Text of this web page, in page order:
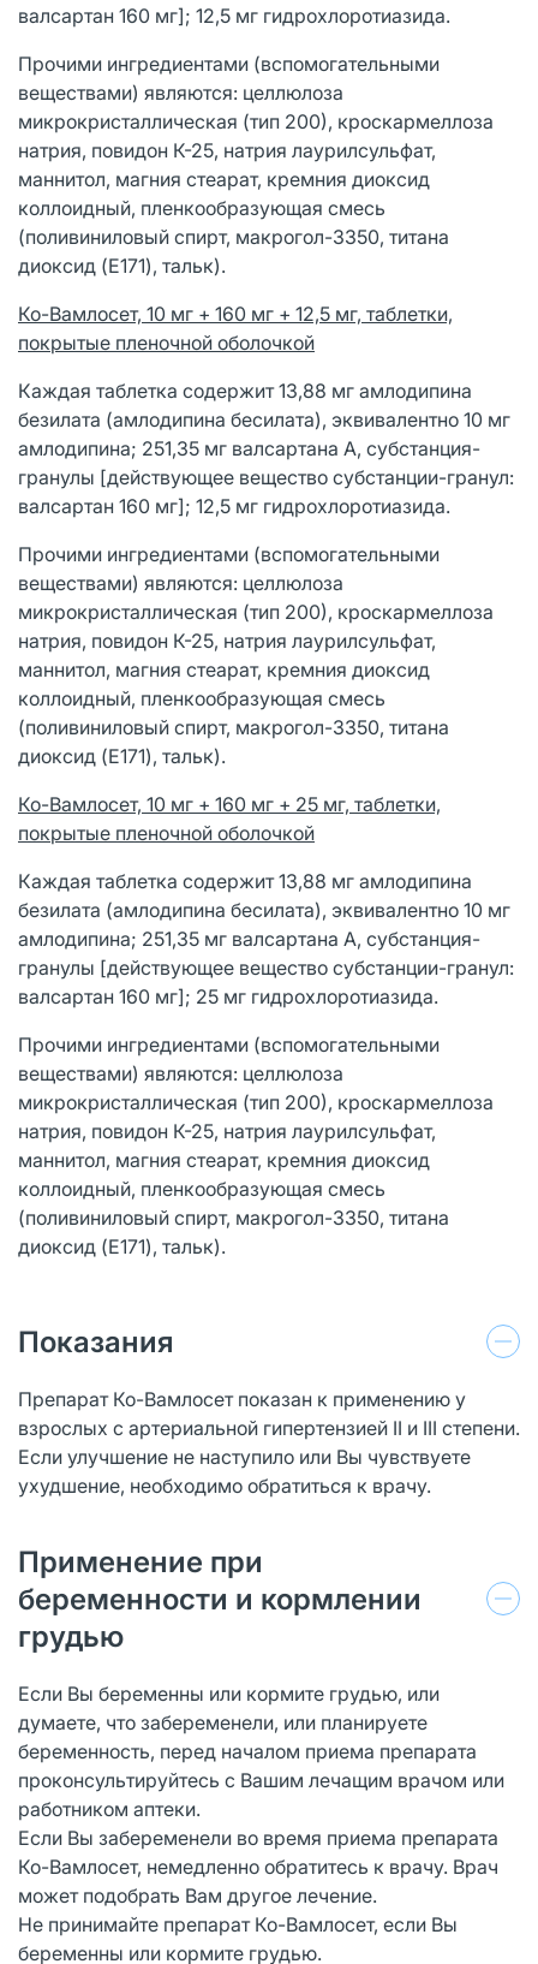
валсартан 160 мг]; 12,5 мг гидрохлоротиазида.
Прочими ингредиентами (вспомогательными
веществами) являются: целлюлоза
микрокристаллическая (тип 200), кроскармеллоза
натрия, повидон К-25, натрия лаурилсульфат,
маннитол, магния стеарат, кремния диоксид
коллоидный, пленкообразующая смесь
(поливиниловый спирт, макрогол-3350, титана
диоксид (E171), тальк).
Ко-Вамлосет, 10 мг + 160 мг + 12,5 мг, таблетки,
покрытые пленочной оболочкой
Каждая таблетка содержит 13,88 мг амлодипина
безилата (амлодипина бесилата), эквивалентно 10 мг
амлодипина; 251,35 мг валсартана А, субстанция-
гранулы [действующее вещество субстанции-гранул:
валсартан 160 мг]; 12,5 мг гидрохлоротиазида.
Прочими ингредиентами (вспомогательными
веществами) являются: целлюлоза
микрокристаллическая (тип 200), кроскармеллоза
натрия, повидон К-25, натрия лаурилсульфат,
маннитол, магния стеарат, кремния диоксид
коллоидный, пленкообразующая смесь
(поливиниловый спирт, макрогол-3350, титана
диоксид (E171), тальк).
Ко-Вамлосет, 10 мг + 160 мг + 25 мг, таблетки,
покрытые пленочной оболочкой
Каждая таблетка содержит 13,88 мг амлодипина
безилата (амлодипина бесилата), эквивалентно 10 мг
амлодипина; 251,35 мг валсартана А, субстанция-
гранулы [действующее вещество субстанции-гранул:
валсартан 160 мг]; 25 мг гидрохлоротиазида.
Прочими ингредиентами (вспомогательными
веществами) являются: целлюлоза
микрокристаллическая (тип 200), кроскармеллоза
натрия, повидон К-25, натрия лаурилсульфат,
маннитол, магния стеарат, кремния диоксид
коллоидный, пленкообразующая смесь
(поливиниловый спирт, макрогол-3350, титана
диоксид (E171), тальк).
Показания
Препарат Ко-Вамлосет показан к применению у
взрослых с артериальной гипертензией II и III степени.
Если улучшение не наступило или Вы чувствуете
ухудшение, необходимо обратиться к врачу.
Применение при
беременности и кормлении
грудью
Если Вы беременны или кормите грудью, или
думаете, что забеременели, или планируете
беременность, перед началом приема препарата
проконсультируйтесь с Вашим лечащим врачом или
работником аптеки.
Если Вы забеременели во время приема препарата
Ко-Вамлосет, немедленно обратитесь к врачу. Врач
может подобрать Вам другое лечение.
Не принимайте препарат Ко-Вамлосет, если Вы
беременны или кормите грудью.